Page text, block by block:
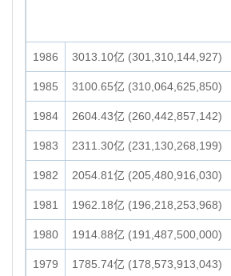
1986 3013.10亿 (301,310,144,927)
1985 3100.65亿 (310,064,625,850)
1984 2604.43亿 (260,442,857,142)
1983 2311.30亿 (231,130,268,199)
1982 2054.81亿 (205,480,916,030)
1981 1962.18亿 (196,218,253,968)
1980 1914.88亿 (191,487,500,000)
1979 1785.74亿 (178,573,913,043)